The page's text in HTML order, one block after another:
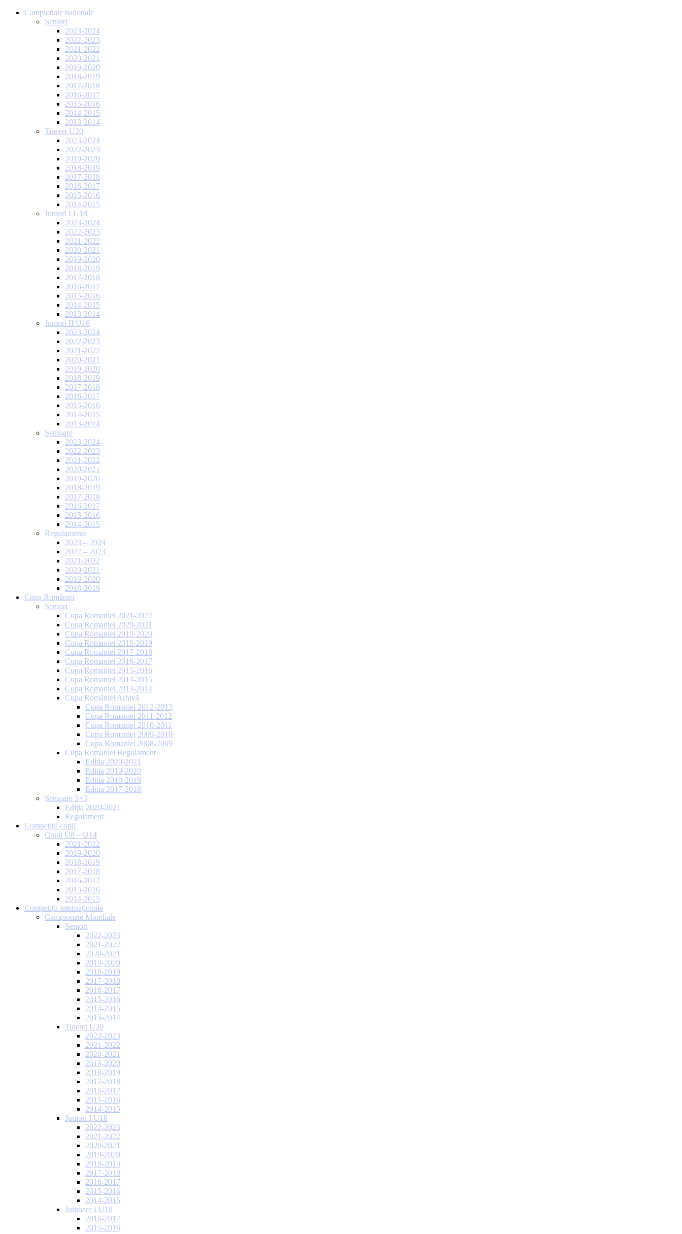
Campionate naționale
Seniori
2023-2024
2022-2023
2021-2022
2020-2021
2019-2020
2018-2019
2017-2018
2016-2017
2015-2016
2014-2015
2013-2014
Tineret U20
2023-2024
2022-2023
2019-2020
2018-2019
2017-2018
2016-2017
2015-2016
2014-2015
Juniori I U18
2023-2024
2022-2023
2021-2022
2020-2021
2019-2020
2018-2019
2017-2018
2016-2017
2015-2016
2014-2015
2013-2014
Juniori II U16
2023-2024
2022-2023
2021-2022
2020-2021
2019-2020
2018-2019
2017-2018
2016-2017
2015-2016
2014-2015
2013-2014
Senioare
2023-2024
2022-2023
2021-2022
2020-2021
2019-2020
2018-2019
2017-2018
2016-2017
2015-2016
2014-2015
Regulamente
2023 – 2024
2022 – 2023
2021-2022
2020-2021
2019-2020
2018-2019
Cupa României
Seniori
Cupa Romaniei 2021-2022
Cupa Romaniei 2020-2021
Cupa Romaniei 2019-2020
Cupa Romaniei 2018-2019
Cupa Romaniei 2017-2018
Cupa Romaniei 2016-2017
Cupa Romaniei 2015-2016
Cupa Romaniei 2014-2015
Cupa Romaniei 2013-2014
Cupa României Arhivă
Cupa Romaniei 2012-2013
Cupa Romaniei 2011-2012
Cupa Romaniei 2010-2011
Cupa Romaniei 2009-2010
Cupa Romaniei 2008-2009
Cupa Romaniei Regulament
Editia 2020-2021
Editia 2019-2020
Editia 2018-2019
Editia 2017-2018
Senioare 3×3
Ediția 2020-2021
Regulament
Competiții copii
Copii U8 – U14
2021-2022
2019-2020
2018-2019
2017-2018
2016-2017
2015-2016
2014-2015
Competiții internaționale
Campionate Mondiale
Seniori
2022-2023
2021-2022
2020-2021
2019-2020
2018-2019
2017-2018
2016-2017
2015-2016
2014-2015
2013-2014
Tineret U20
2022-2023
2021-2022
2020-2021
2019-2020
2018-2019
2017-2018
2016-2017
2015-2016
2014-2015
Juniori I U18
2022-2023
2021-2022
2020-2021
2019-2020
2018-2019
2017-2018
2016-2017
2015-2016
2014-2015
Junioare I U18
2016-2017
2015-2016